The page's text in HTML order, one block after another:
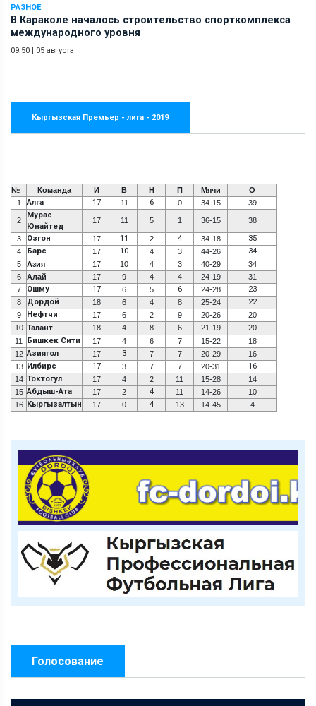
РАЗНОЕ
В Караколе началось строительство спорткомплекса
международного уровня
09:50 | 05 августа
Кыргызская Премьер - лига - 2019
№ Команда И В Н П Мячи
О
1
Алга 17 11 6 0 34-15 39
2
Мурас
Юнайтед
17 11 5 1 36-15 38
3 Озгон 17 11 2 4 34-18 35
4 Барс 17 10 4 3 44-26 34
5 Азия 17 10 4 3 40-29
34
6
Алай 17 9 4 4 24-19
31
7
Ошму 17 6 5 6 24-28 23
8 Дордой 18 6 4 8 25-24 22
9 Нефтчи 17 6 2 9 20-26
20
10 Талант 18 4 8 6 21-19
20
11
Бишкек Сити 17 4 6 7 15-22
18
12 Азиягол 17 3 7 7 20-29
16
13 Илбирс 17 3 7 7 20-31 16
14 Токтогул 17 4 2 11 15-28
14
15 Абдыш-Ата 17 2 4 11 14-26
10
16 Кыргызалтын 17 0 4 13 14-45 4
Голосование